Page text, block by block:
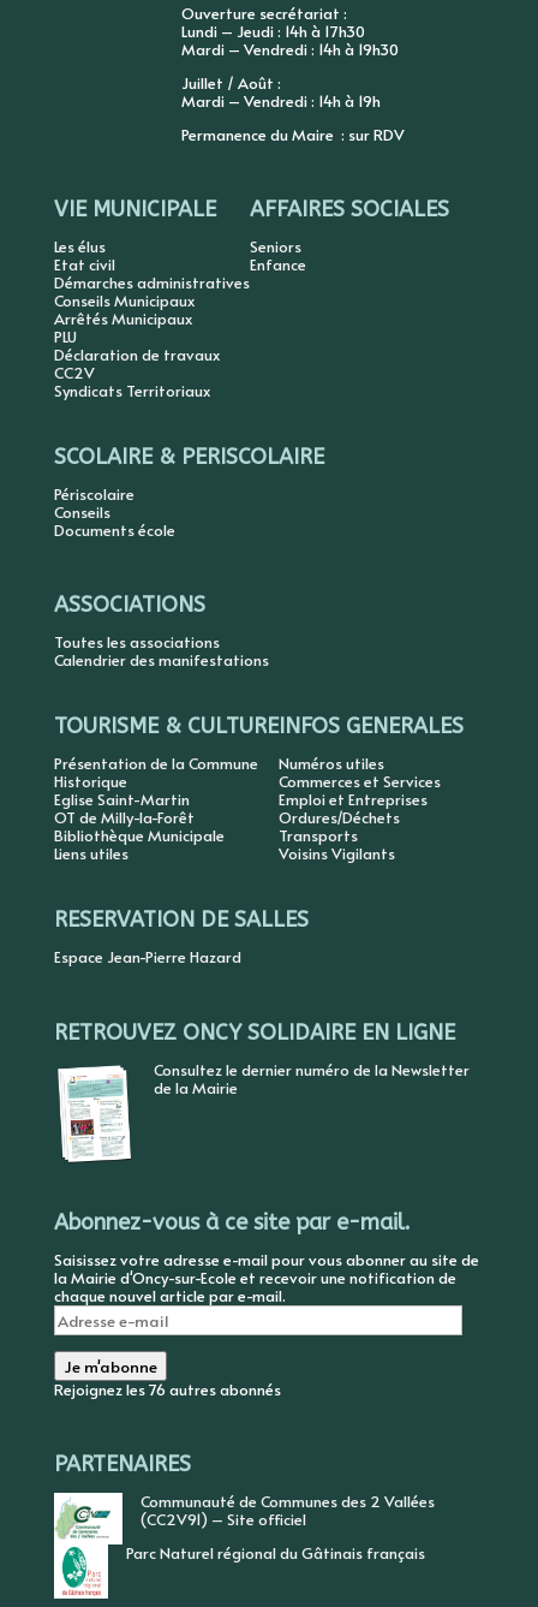
Ouverture secrétariat :
Lundi – Jeudi : 14h à 17h30
Mardi – Vendredi : 14h à 19h30
Juillet / Août :
Mardi – Vendredi : 14h à 19h
Permanence du Maire : sur RDV
VIE MUNICIPALE
Les élus
Etat civil
Démarches administratives
Conseils Municipaux
Arrêtés Municipaux
PLU
Déclaration de travaux
CC2V
Syndicats Territoriaux
AFFAIRES SOCIALES
Seniors
Enfance
SCOLAIRE & PERISCOLAIRE
Périscolaire
Conseils
Documents école
ASSOCIATIONS
Toutes les associations
Calendrier des manifestations
TOURISME & CULTURE
Présentation de la Commune
Historique
Eglise Saint-Martin
OT de Milly-la-Forêt
Bibliothèque Municipale
Liens utiles
INFOS GENERALES
Numéros utiles
Commerces et Services
Emploi et Entreprises
Ordures/Déchets
Transports
Voisins Vigilants
RESERVATION DE SALLES
Espace Jean-Pierre Hazard
RETROUVEZ ONCY SOLIDAIRE EN LIGNE
Consultez le dernier numéro de la Newsletter
de la Mairie
Abonnez-vous à ce site par e-mail.
Saisissez votre adresse e-mail pour vous abonner au site de
la Mairie d'Oncy-sur-Ecole et recevoir une notification de
chaque nouvel article par e-mail.
Adresse
e-
mail
Je m'abonne
Rejoignez les 76 autres abonnés
PARTENAIRES
Communauté de Communes des 2 Vallées
(CC2V91) – Site officiel
Parc Naturel régional du Gâtinais français